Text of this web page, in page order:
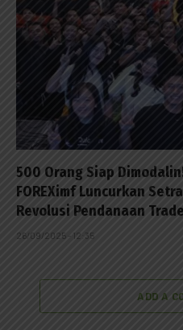
500 Orang Siap
FOREXimf Luncurkan
Revolusi Pendanaan
26/09/2025 - 12:35
ADD A